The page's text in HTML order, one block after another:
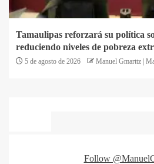
Tamaulipas reforzará su política
reduciendo niveles de pobreza
5 de agosto de 2026 Manuel Gmarttz |
Follow